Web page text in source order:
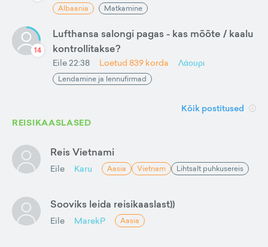
Albaania Matkamine
14
Lufthansa salongi pagas - kas mõõte / kaalu
kontrollitakse?
Eile 22:38 Loetud 839 korda Λάουρι
Lendamine ja lennufirmad
Kõik postitused
REISIKAASLASED
Reis Vietnami
Eile Karu Aasia Vietnam Lihtsalt puhkusereis
Sooviks leida reisikaaslast))
Eile MarekP Aasia